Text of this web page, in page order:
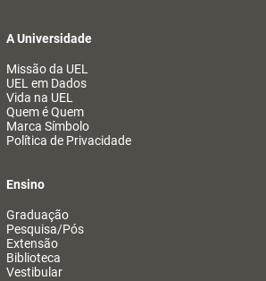
A Universidade
Missão da UEL
UEL em Dados
Vida na UEL
Quem é Quem
Marca Símbolo
Política de Privacidade
Ensino
Graduação
Pesquisa/Pós
Extensão
Biblioteca
Vestibular